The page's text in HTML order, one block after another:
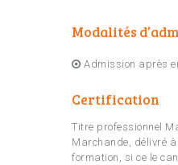
Modalités
Admission après
Certification
Titre professionnel
Marchande, délivré à
formation, si ce le